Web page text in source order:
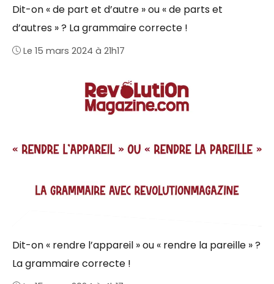
Dit-on « de part et d’autre » ou « de parts et
d’autres » ? La grammaire correcte !
Le 15 mars 2024 à 21h17
Dit-on « rendre l’appareil » ou « rendre la pareille » ?
La grammaire correcte !